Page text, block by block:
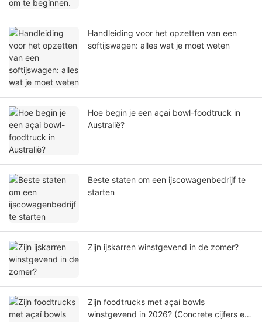
Handleiding voor het opzetten van een
softijswagen: alles wat je moet weten
Hoe begin je een açai bowl-foodtruck in
Australië?
Beste staten om een ​​ijscowagenbedrijf te
starten
Zijn ijskarren winstgevend in de zomer?
Zijn foodtrucks met açaí bowls
winstgevend in 2026? (Concrete cijfers en